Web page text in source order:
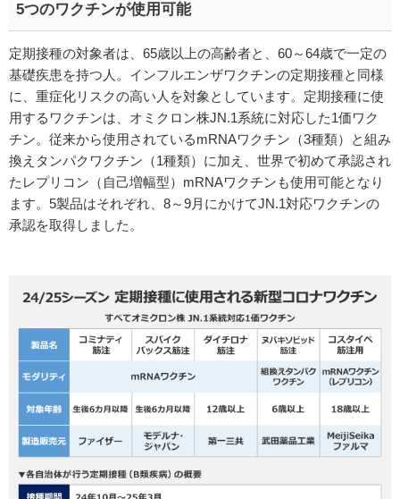
5つのワクチンが使用可能
定期接種の対象者は、65歳以上の高齢者と、60～64歳で一定の
基礎疾患を持つ人。インフルエンザワクチンの定期接種と同様
に、重症化リスクの高い人を対象としています。定期接種に使
用するワクチンは、オミクロン株JN.1系統に対応した1価ワク
チン。従来から使用されているmRNAワクチン（3種類）と組み
換えタンパクワクチン（1種類）に加え、世界で初めて承認され
たレプリコン（自己増幅型）mRNAワクチンも使用可能となり
ます。5製品はそれぞれ、8～9月にかけてJN.1対応ワクチンの
承認を取得しました。